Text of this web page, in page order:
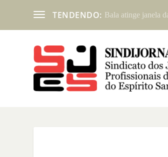
TENDENDO: Bala atinge janela